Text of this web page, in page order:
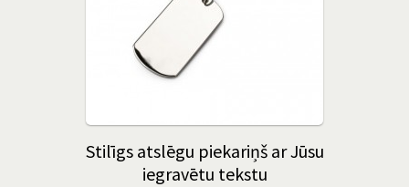
Stilīgs atslēgu piekariņš ar Jūsu
iegravētu tekstu